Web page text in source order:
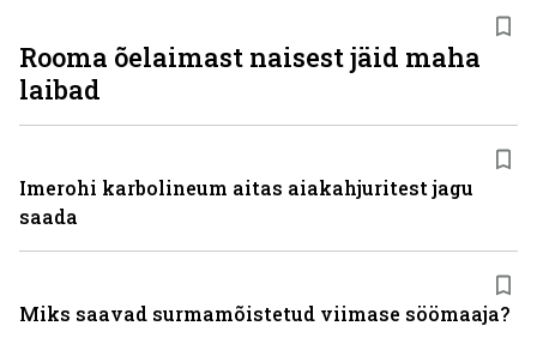
Rooma õelaimast naisest jäid maha
laibad
Imerohi karbolineum aitas aiakahjuritest jagu
saada
Miks saavad surmamõistetud viimase söömaaja?